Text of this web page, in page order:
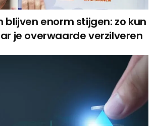
blijven enorm stijgen: zo kun
je overwaarde verzilveren